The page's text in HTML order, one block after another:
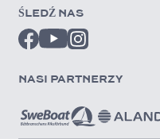
ŚLEDŹ NAS
NASI PARTNERZY